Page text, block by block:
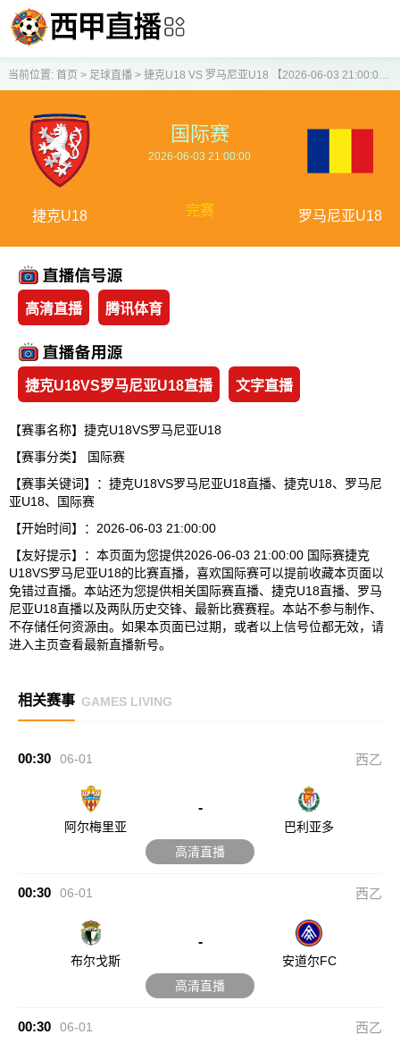
当前位置: 首页 > 足球直播> 捷克U18 VS 罗马尼亚U18 【2026-06-03 21:00:00】
捷克U18
国际赛
2026-06-03 21:00:00
完赛 罗马尼亚U18
高清直播 腾讯体育
捷克U18VS罗马尼亚U18直播 文字直播
【赛事名称】捷克U18VS罗马尼亚U18
【赛事分类】
国际赛
【赛事关键词】：捷克U18VS罗马尼亚U18直播、捷克U18、罗马尼
亚U18、国际赛
【开始时间】：2026-06-03 21:00:00
【友好提示】：本页面为您提供2026-06-03 21:00:00 国际赛捷克
U18VS罗马尼亚U18的比赛直播，喜欢国际赛可以提前收藏本页面以
免错过直播。本站还为您提供相关国际赛直播、捷克U18直播、罗马
尼亚U18直播以及两队历史交锋、最新比赛赛程。本站不参与制作、
不存储任何资源由。如果本页面已过期，或者以上信号位都无效，请
进入主页查看最新直播新号。
相关赛事 GAMES LIVING
00:30 06-01 西乙
阿尔梅里亚
-
巴利亚多
高清直播
00:30 06-01 西乙
布尔戈斯
-
安道尔FC
高清直播
00:30 06-01 西乙